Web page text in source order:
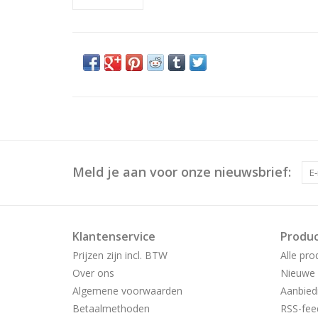
Meld je aan voor onze nieuwsbrief:
Klantenservice
Prijzen zijn incl. BTW
Over ons
Algemene voorwaarden
Betaalmethoden
Alle
RSS-